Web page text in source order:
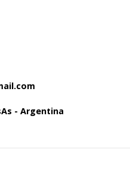
- Argentina